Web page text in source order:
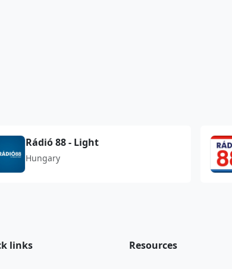
Rádió 88 - Light
Hungary
links Resources